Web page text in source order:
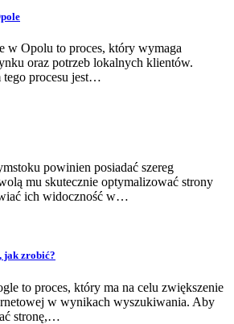
w Opolu to proces, który wymaga
oraz potrzeb lokalnych klientów.
tego procesu jest…
powinien posiadać szereg
mu skutecznie optymalizować strony
ich widoczność w…
jak zrobić?
to proces, który ma na celu zwiększenie
w wynikach wyszukiwania. Aby
stronę,…